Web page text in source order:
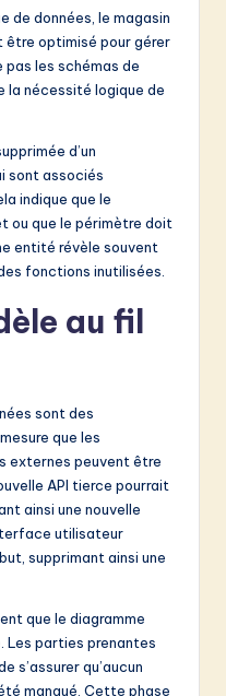
de données, le magasin
être optimisé pour gérer
pas les schémas de
la nécessité logique de
d’un
sont associés
indique que le
ou que le périmètre doit
entité révèle souvent
fonctions inutilisées.
au fil
sont des
que les
externes peuvent être
API tierce pourrait
ainsi une nouvelle
utilisateur
supprimant ainsi une
que le diagramme
Les parties prenantes
s’assurer qu’aucun
manqué. Cette phase